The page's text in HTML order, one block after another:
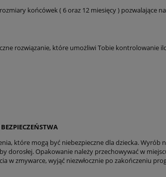
końcówek ( 6 oraz 12 miesięcy )
rozwiązanie, które umożliwi Tobie kontrolowanie
które mogą być niebezpieczne dla dziecka.
dorosłej. Opakowanie należy przechowywać w
w zmywarce, wyjąć niezwłocznie po zakończeniu